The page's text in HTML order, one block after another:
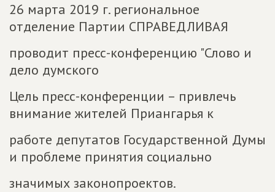
26 марта 2019 г. региональное
отделение Партии СПРАВЕДЛИВАЯ
проводит пресс-конференцию "Слово и
дело думского
Цель пресс-конференции – привлечь
внимание жителей Приангарья к
работе депутатов Государственной Думы
и проблеме принятия социально
значимых законопроектов.